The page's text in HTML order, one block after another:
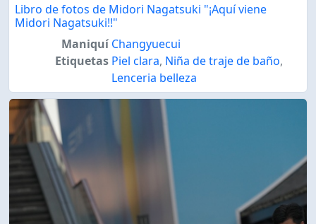
Libro de fotos de Midori Nagatsuki "¡Aquí viene
Midori Nagatsuki!!"
Maniquí Changyuecui
Etiquetas Piel clara, Niña de traje de baño,
Lenceria belleza